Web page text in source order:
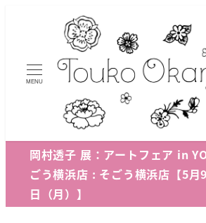
動
MENU
岡村透子 展：アートフェア in
ごう横浜店 : そごう横浜店【5月
日（月）】